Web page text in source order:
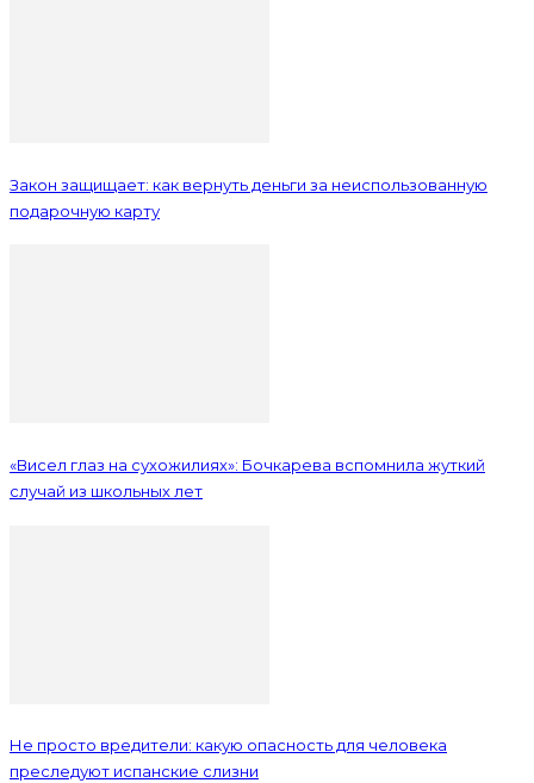
Закон защищает: как вернуть деньги за неиспользованную
подарочную карту
«Висел глаз на сухожилиях»: Бочкарева вспомнила жуткий
случай из школьных лет
Не просто вредители: какую опасность для человека
преследуют испанские слизни